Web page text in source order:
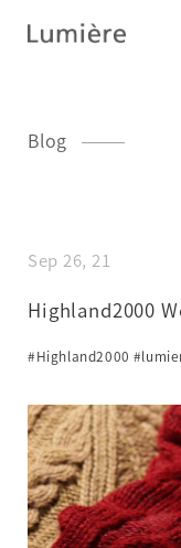
Blog
Sep 26, 21
Highland2000
#Highland2000